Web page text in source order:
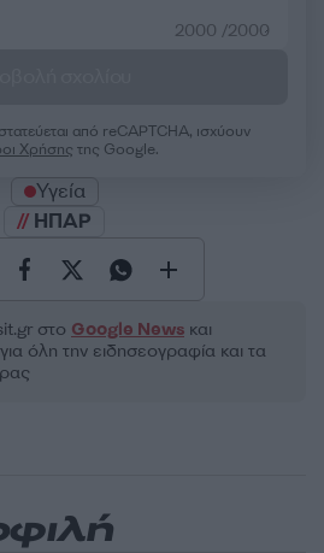
2000 /2000
από reCAPTCHA, ισχύουν
Χρήσης της Google.
Υγεία
ΗΠΑΡ
στο Google News και
όλη την ειδησεογραφία και τα